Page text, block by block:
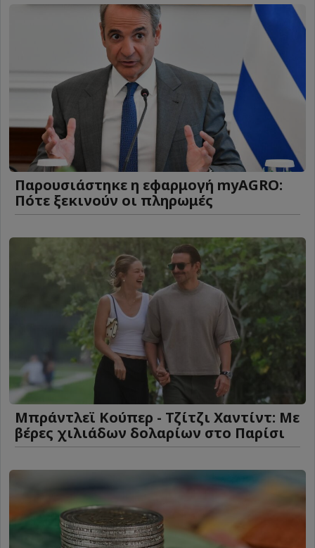
Παρουσιάστηκε η εφαρμογή myAGRO:
Πότε ξεκινούν οι πληρωμές
Μπράντλεϊ Κούπερ - Τζίτζι Χαντίντ: Με
βέρες χιλιάδων δολαρίων στο Παρίσι